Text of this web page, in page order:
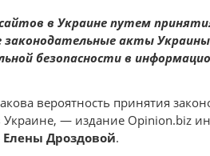
в Украине путем
законодательные акты
безопасности в
вероятность принятия
— издание Opinion.biz
Елены Дроздовой.